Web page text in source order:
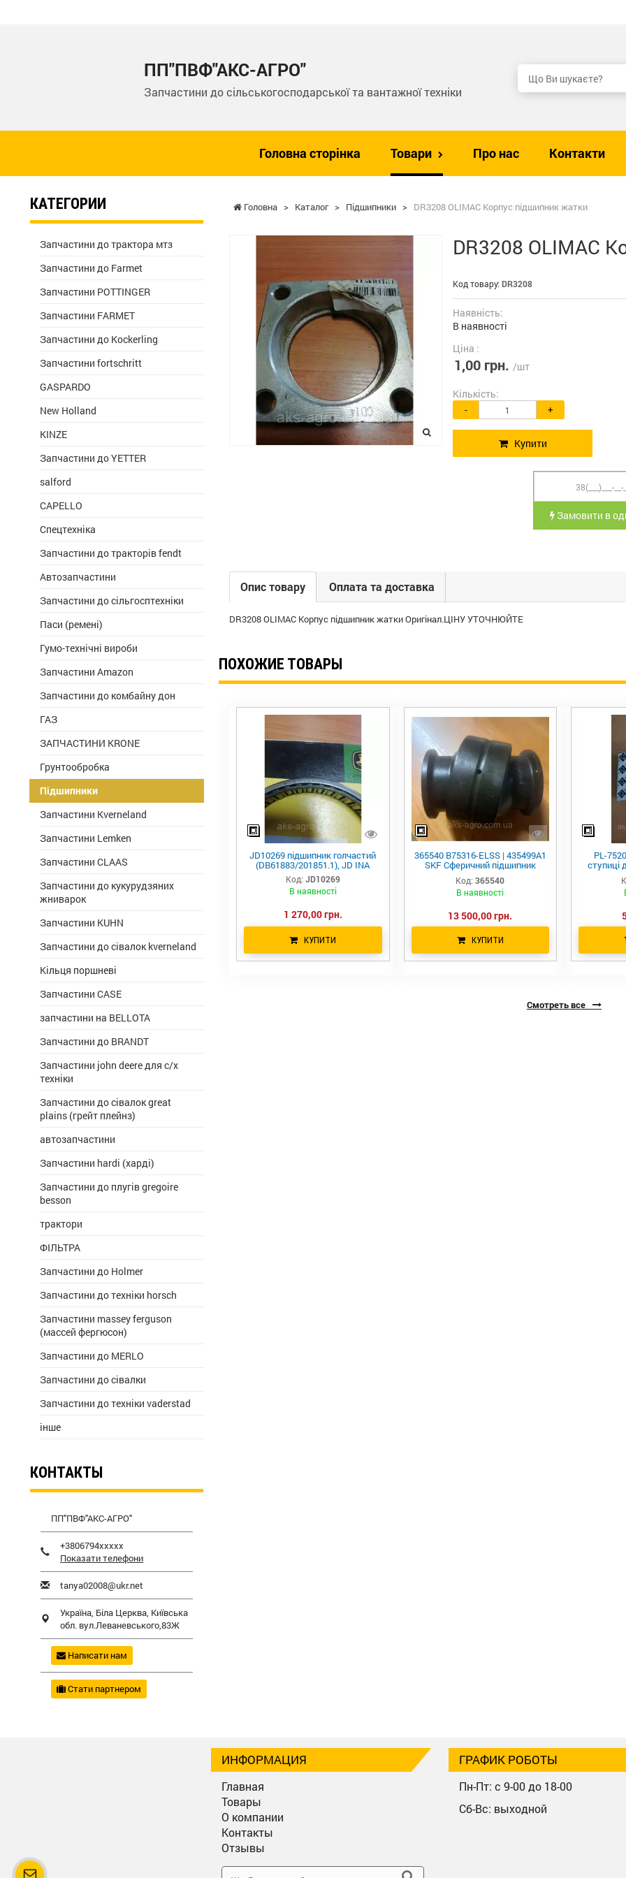
ПП"ПВФ"АКС-АГРО"
Запчастини до сільськогосподарської та вантажної техніки
Головна сторінка Товари Про нас Контакти
Головна > Каталог > Підшипники > DR3208 OLIMAC Корпус підшипник жатки
DR3208 OLIMAC
Код товару: DR3208
Наявність:
В наявності
Ціна :
1,00 грн. /шт
Кількість:
- +
Купити
Замовити в
Опис товару Оплата та доставка
DR3208 OLIMAC Корпус підшипник жатки Оригінал.ЦІНУ УТОЧНЮЙТЕ
ПОХОЖИЕ ТОВАРЫ
JD10269 підшипник голчастий
(DB61883/201851.1), JD INA
Код: JD10269
В наявності
1 270,00 грн.
КУПИТИ
365540 B75316-ELSS | 435499А1
SKF Сферичний підшипник
ковзання - шарнірний підшипник
Код: 365540
В наявності
13 500,00 грн.
КУПИТИ
PL-
ступиці
Смотреть все
КАТЕГОРИИ
Запчастини до трактора мтз
Запчастини до Farmet
Запчастини POTTINGER
Запчастини FARMET
Запчастини до Kockerling
Запчастини fortschritt
GASPARDO
New Holland
KINZE
Запчастини до YETTER
salford
CAPELLO
Спецтехніка
Запчастини до тракторів fendt
Автозапчастини
Запчастини до сільгосптехніки
Паси (ремені)
Гумо-технічні вироби
Запчастини Amazon
Запчастини до комбайну дон
ГАЗ
ЗАПЧАСТИНИ KRONE
Грунтообробка
Підшипники
Запчастини Kverneland
Запчастини Lemken
Запчастини CLAAS
Запчастини до кукурудзяних
жниварок
Запчастини KUHN
Запчастини до сівалок kverneland
Кільця поршневі
Запчастини CASE
запчастини на BELLOTA
Запчастини до BRANDT
Запчастини john deere для с/х
техніки
Запчастини до сівалок great
plains (грейт плейнз)
автозапчастини
Запчастини hardi (харді)
Запчастини до плугів gregoire
besson
трактори
ФІЛЬТРА
Запчастини до Holmer
Запчастини до техніки horsch
Запчастини massey ferguson
(массей фергюсон)
Запчастини до MERLO
Запчастини до сівалки
Запчастини до техніки vaderstad
інше
КОНТАКТЫ
ПП"ПВФ"АКС-АГРО"
+3806794xxxxx
Показати телефони
tanya02008@ukr.net
Україна, Біла Церква, Київська
обл. вул.Леваневського,83Ж
Написати нам
Стати партнером
ИНФОРМАЦИЯ
Главная
Товары
О компании
Контакты
Отзывы
ГРАФИК РОБОТЫ
Пн-Пт: с 9-00 до 18-00
Сб-Вс: выходной